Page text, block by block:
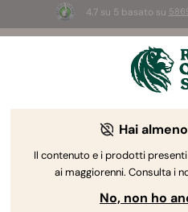
4.7 su 5 basato su
Summer Sales:
su prodotti
RQS Editorial Team
Quanto Tempo
Cannabis Indoor?
Hai
Il contenuto e i prodotti
ai maggiorenni. Consulta i
No, non ho